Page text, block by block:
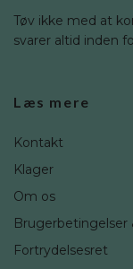
Tøv ikke med at
svarer altid inden
Læs mere
Kontakt
Klager
Om os
Brugerbetingelser
Fortrydelsesret